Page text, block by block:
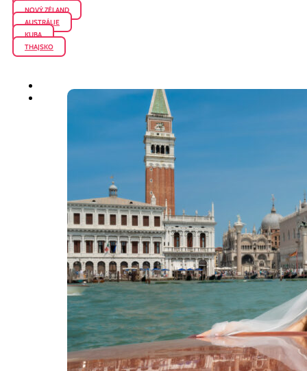
NOVÝ ZÉLAND
AUSTRÁLIE
KUBA
THAJSKO